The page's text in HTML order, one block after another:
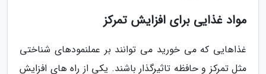
مواد غذایی برای افزایش تمرکز
غذاهایی که می خورید می توانند بر عملنمودهای شناختی
مثل تمرکز و حافظه تاثیرگذار باشند. یکی از راه های افزایش